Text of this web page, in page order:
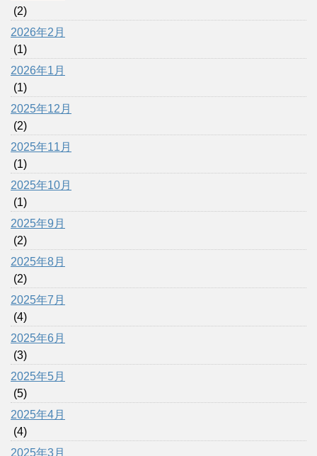
(2)
2026年2月
(1)
2026年1月
(1)
2025年12月
(2)
2025年11月
(1)
2025年10月
(1)
2025年9月
(2)
2025年8月
(2)
2025年7月
(4)
2025年6月
(3)
2025年5月
(5)
2025年4月
(4)
2025年3月